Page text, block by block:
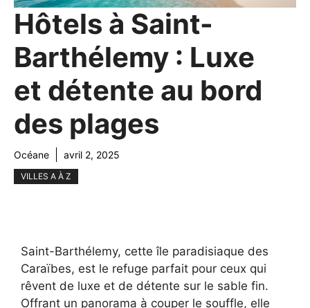
Hôtels à Saint-
Barthélemy : Luxe
et détente au bord
des plages
Océane avril 2, 2025
VILLES A À Z
Saint-Barthélemy, cette île paradisiaque des
Caraïbes, est le refuge parfait pour ceux qui
rêvent de luxe et de détente sur le sable fin.
Offrant un panorama à couper le souffle, elle